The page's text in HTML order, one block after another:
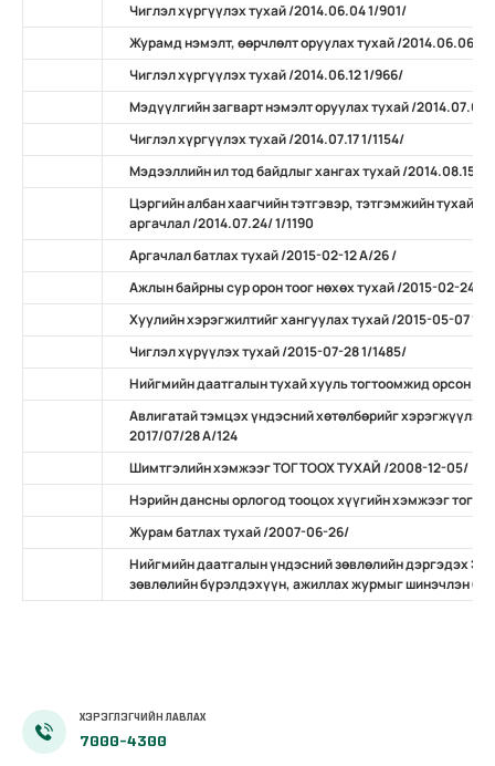
Чиглэл хүргүүлэх тухай /2014.06.04 1/901/
Журамд нэмэлт, өөрчлөлт оруулах тухай /2014.06.06
Чиглэл хүргүүлэх тухай /2014.06.12 1/966/
Мэдүүлгийн загварт нэмэлт оруулах тухай /2014.07.07
Чиглэл хүргүүлэх тухай /2014.07.17 1/1154/
Мэдээллийн ил тод байдлыг хангах тухай /2014.08.15
Цэргийн албан хаагчийн тэтгэвэр, тэтгэмжийн тухай
аргачлал /2014.07.24/ 1/1190
Аргачлал батлах тухай /2015-02-12 А/26 /
Ажлын байрны сур орон тоог нөхөх тухай /2015-02-24 А/
Хуулийн хэрэгжилтийг хангуулах тухай /2015-05-07 11/
Чиглэл хүрүүлэх тухай /2015-07-28 1/1485/
Нийгмийн даатгалын тухай хууль тогтоомжид орсон
Авлигатай тэмцэх үндэсний хөтөлбөрийг хэрэгжүүлэх
2017/07/28 А/124
Шимтгэлийн хэмжээг ТОГТООХ ТУХАЙ /2008-12-05/
Нэрийн дансны орлогод тооцох хүүгийн хэмжээг
Журам батлах тухай /2007-06-26/
Нийгмийн даатгалын үндэсний зөвлөлийн дэргэдэх
зөвлөлийн бүрэлдэхүүн, ажиллах журмыг шинэчлэн
ХЭРЭГЛЭГЧИЙН ЛАВЛАХ
7000-4300